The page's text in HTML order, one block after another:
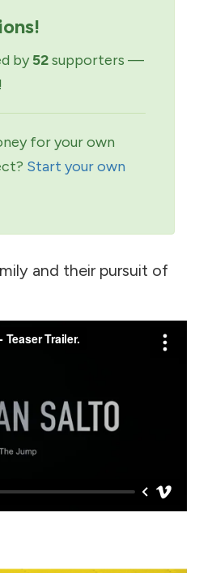
by52supporters —
for your own
Start your own
and their pursuit of